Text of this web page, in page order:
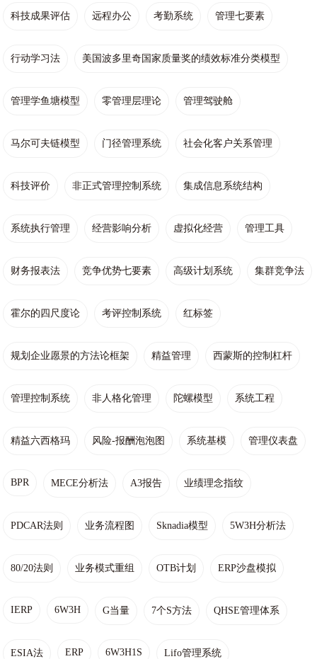
科技成果评估 远程办公 考勤系统 管理七要素
行动学习法 美国波多里奇国家质量奖的绩效标准分类模型
管理学鱼塘模型 零管理层理论 管理驾驶舱
马尔可夫链模型 门径管理系统 社会化客户关系管理
科技评价 非正式管理控制系统 集成信息系统结构
系统执行管理 经营影响分析 虚拟化经营 管理工具
财务报表法 竞争优势七要素 高级计划系统 集群竞争法
霍尔的四尺度论 考评控制系统 红标签
规划企业愿景的方法论框架 精益管理 西蒙斯的控制杠杆
管理控制系统 非人格化管理 陀螺模型 系统工程
精益六西格玛 风险-报酬泡泡图 系统基模 管理仪表盘
BPR MECE分析法 A3报告 业绩理念指纹
PDCAR法则 业务流程图 Sknadia模型 5W3H分析法
80/20法则 业务模式重组 OTB计划 ERP沙盘模拟
IERP 6W3H G当量 7个S方法 QHSE管理体系
ESIA法 ERP 6W3H1S Lifo管理系统